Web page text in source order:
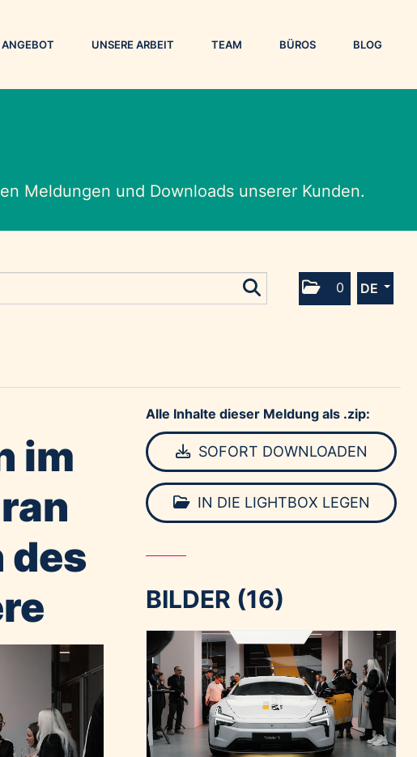
ANGEBOT UNSERE ARBEIT TEAM BÜROS BLOG
Meldungen und Downloads unserer Kunden.
0 DE
im
des
Alle Inhalte dieser Meldung als .zip:
SOFORT DOWNLOADEN
IN DIE LIGHTBOX LEGEN
BILDER (16)